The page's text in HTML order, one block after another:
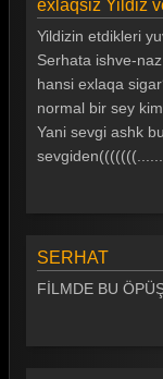
exlaqsiz Yildiz
Yildizin etdikleri
Serhata ishve-
hansi exlaqa
normal bir sey
Yani sevgi ashk
sevgiden(((((((.......
SERHAT
FİLMDE BU